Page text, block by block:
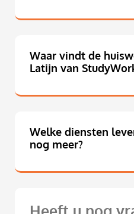
Waar vindt de
Latijn van
Welke diensten
nog meer?